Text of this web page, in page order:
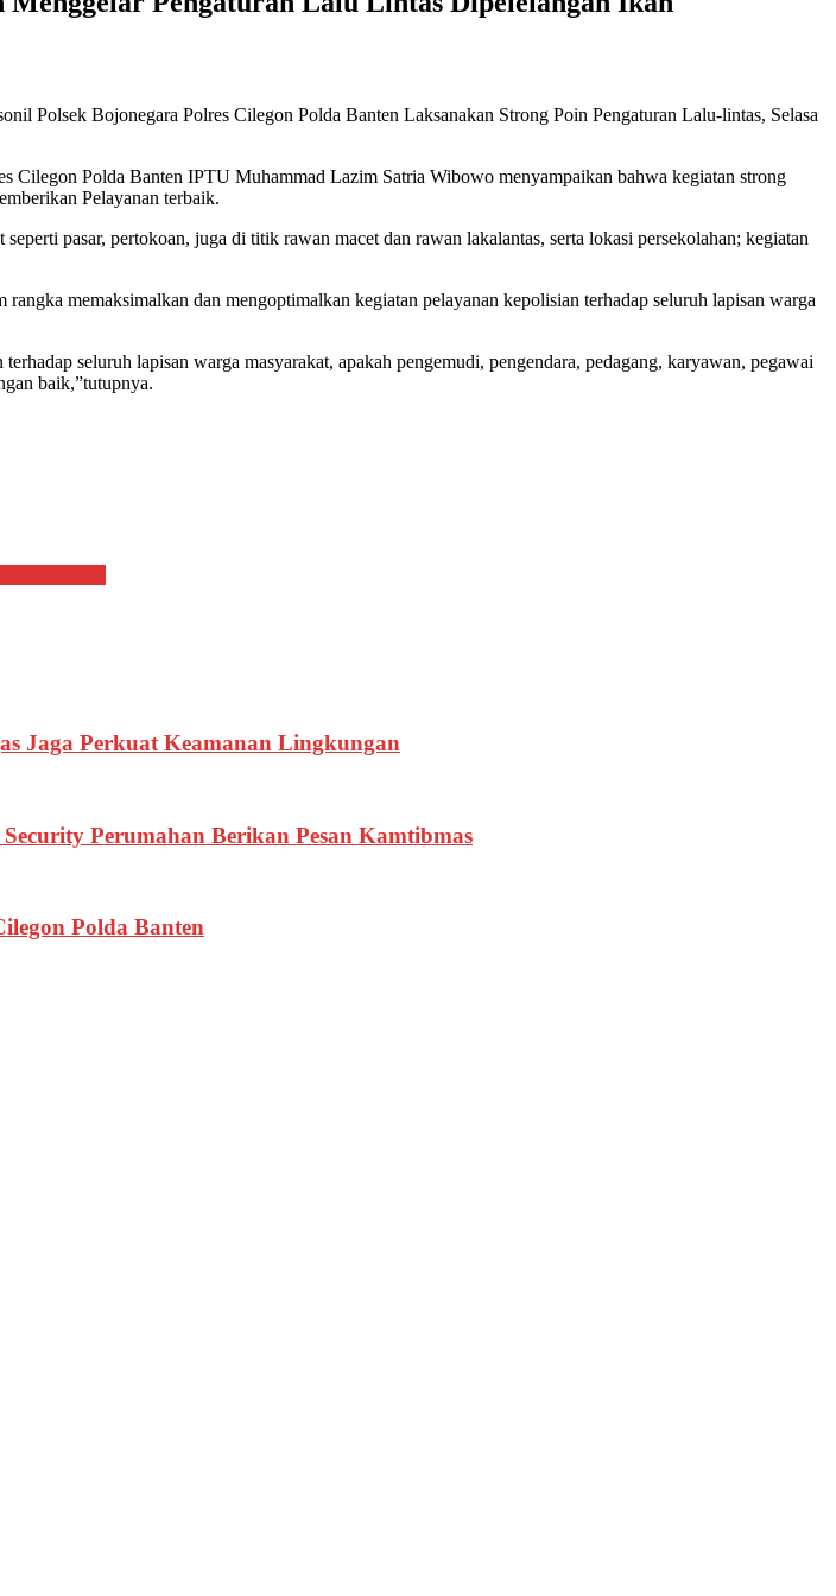
Polsek Bojonegara Polres Cilegon Polda Banten Laksanakan Strong Poin Pengaturan Lalu-lintas, Selasa
Polda Banten IPTU Muhammad Lazim Satria Wibowo menyampaikan bahwa kegiatan strong
Pelayanan terbaik.
pasar, pertokoan, juga di titik rawan macet dan rawan lakalantas, serta lokasi persekolahan; kegiatan
memaksimalkan dan mengoptimalkan kegiatan pelayanan kepolisian terhadap seluruh lapisan warga
seluruh lapisan warga masyarakat, apakah pengemudi, pengendara, pedagang, karyawan, pegawai
baik,”tutupnya.
Jaga Perkuat Keamanan Lingkungan
Perumahan Berikan Pesan Kamtibmas
Polda Banten